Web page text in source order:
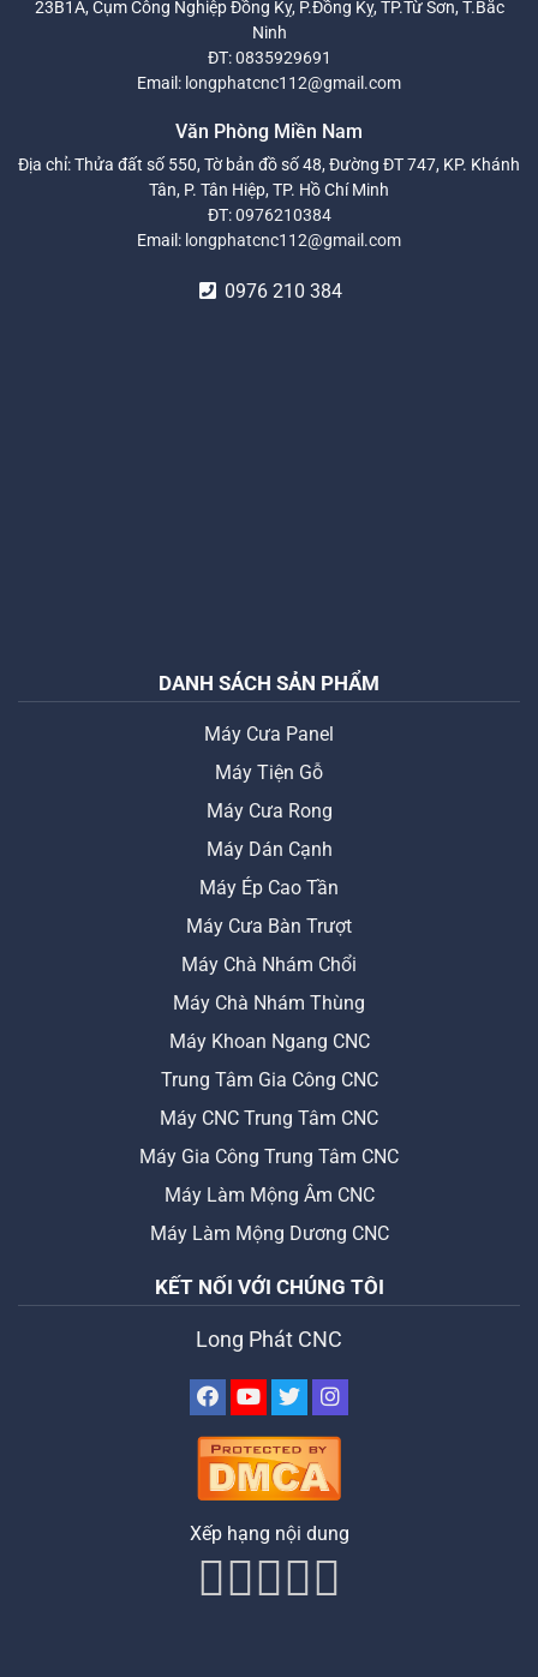
23B1A, Cụm Công Nghiệp Đồng Kỵ, P.Đồng Kỵ, TP.Từ Sơn, T.Bắc
Ninh
ĐT:0835929691
Email: longphatcnc112@gmail.com
Văn Phòng Miền Nam
Địa chỉ: Thửa đất số 550, Tờ bản đồ số 48, Đường ĐT 747, KP. Khánh
Tân, P. Tân Hiệp, TP. Hồ Chí Minh
ĐT:0976210384
Email: longphatcnc112@gmail.com
0976 210 384
DANH SÁCH SẢN PHẨM
Máy Cưa Panel
Máy Tiện Gỗ
Máy Cưa Rong
Máy Dán Cạnh
Máy Ép Cao Tần
Máy Cưa Bàn Trượt
Máy Chà Nhám Chổi
Máy Chà Nhám Thùng
Máy Khoan Ngang CNC
Trung Tâm Gia Công CNC
Máy CNC Trung Tâm CNC
Máy Gia Công Trung Tâm CNC
Máy Làm Mộng Âm CNC
Máy Làm Mộng Dương CNC
KẾT NỐI VỚI CHÚNG TÔI
Long Phát CNC
Xếp hạng nội dung